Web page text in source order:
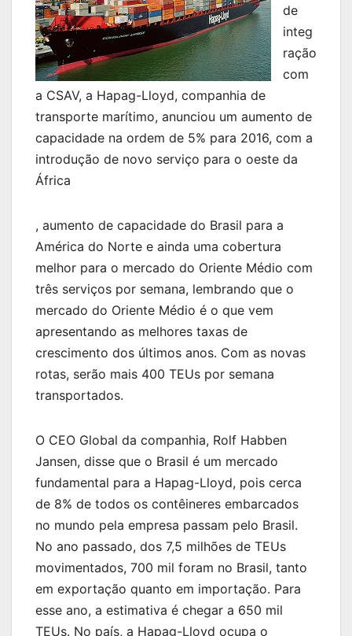
de
integ
ração
com
a CSAV, a Hapag-Lloyd, companhia de
transporte marítimo, anunciou um aumento de
capacidade na ordem de 5% para 2016, com a
introdução de novo serviço para o oeste da
África
, aumento de capacidade do Brasil para a
América do Norte e ainda uma cobertura
melhor para o mercado do Oriente Médio com
três serviços por semana, lembrando que o
mercado do Oriente Médio é o que vem
apresentando as melhores taxas de
crescimento dos últimos anos. Com as novas
rotas, serão mais 400 TEUs por semana
transportados.
O CEO Global da companhia, Rolf Habben
Jansen, disse que o Brasil é um mercado
fundamental para a Hapag-Lloyd, pois cerca
de 8% de todos os contêineres embarcados
no mundo pela empresa passam pelo Brasil.
No ano passado, dos 7,5 milhões de TEUs
movimentados, 700 mil foram no Brasil, tanto
em exportação quanto em importação. Para
esse ano, a estimativa é chegar a 650 mil
TEUs. No país, a Hapag-Lloyd ocupa o